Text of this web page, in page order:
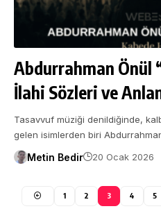
Abdurrahman Önül
İlahi Sözleri ve
Tasavvuf müziği denildiğinde,
gelen isimlerden biri
Metin Bedir 20 Ocak 2026
1 2 3 4 5